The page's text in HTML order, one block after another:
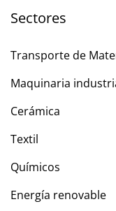
Sectores
Transporte de
Maquinaria
Cerámica
Textil
Químicos
Energía renovable